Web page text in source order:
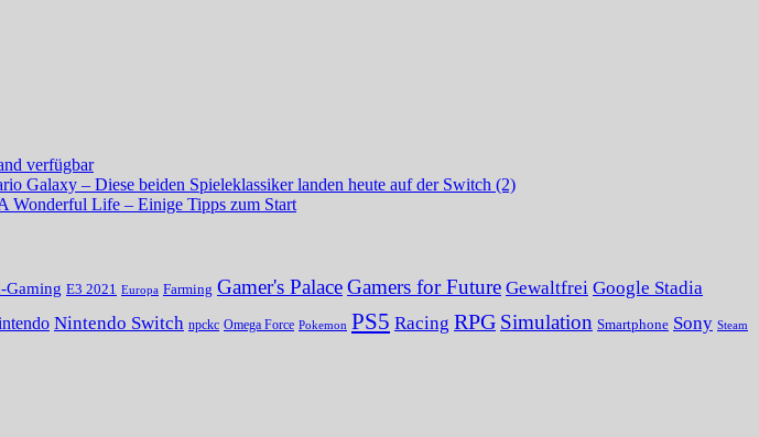
verfügbar
Galaxy – Diese beiden Spieleklassiker landen heute auf der Switch (2)
Wonderful Life – Einige Tipps zum Start
Gaming E3 2021 Europa Farming Gamer's PalaceGamers for Future Gewaltfrei Google Stadia
Nintendo Switch npckc Omega Force Pokemon PS5 Racing RPG Simulation Smartphone Sony Steam